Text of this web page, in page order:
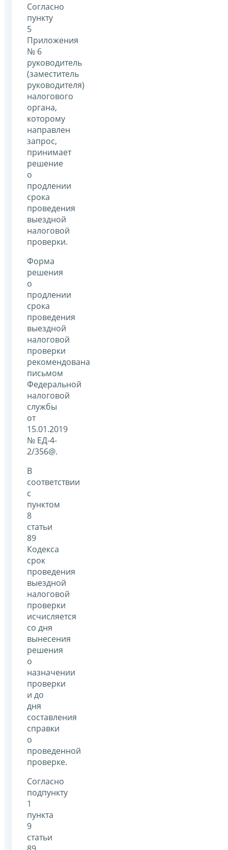
Согласно
пункту
5
Приложения
№ 6
руководитель
(заместитель
руководителя)
налогового
органа,
которому
направлен
запрос,
принимает
решение
о
продлении
срока
проведения
выездной
налоговой
проверки.
Форма
решения
о
продлении
срока
проведения
выездной
налоговой
проверки
рекомендована
письмом
Федеральной
налоговой
службы
от
15.01.2019
№ ЕД-4-
2/356@.
В
соответствии
с
пунктом
8
статьи
89
Кодекса
срок
проведения
выездной
налоговой
проверки
исчисляется
со дня
вынесения
решения
о
назначении
проверки
и до
дня
составления
справки
о
проведенной
проверке.
Согласно
подпункту
1
пункта
9
статьи